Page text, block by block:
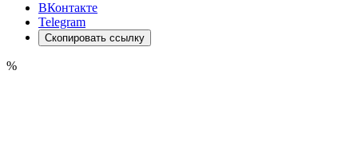
ВКонтакте
Telegram
Скопировать ссылку
%